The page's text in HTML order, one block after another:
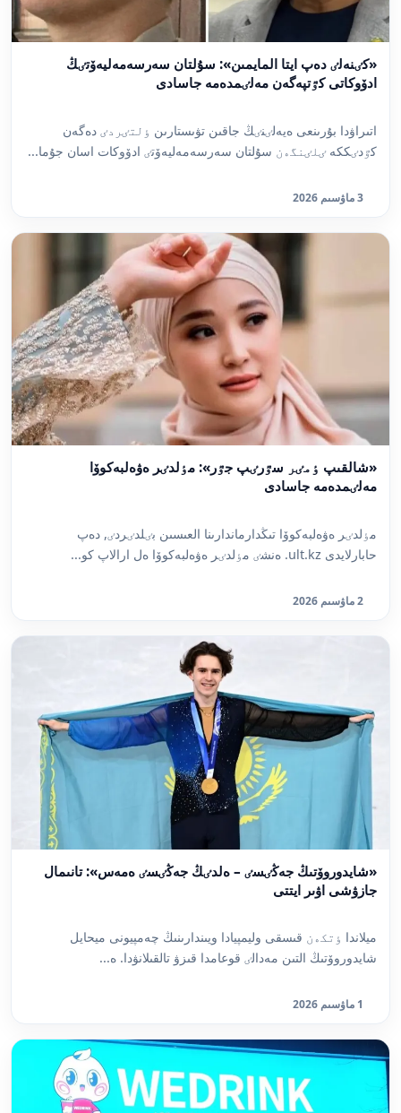
«كٸنەلٸ دەپ ايتا المايمىن»: سۇلتان سەرسەمەليەۆتٸڭ
ادۆوكاتى كٷتپەگەن مەلٸمدەمە جاسادى
اتىراۋدا بۇرىنعى ەيەلٸنٸڭ جاقىن تۋىستارىن ٶلتٸردٸ دەگەن
كٷدٸككە ٸلٸنگەن سۇلتان سەرسەمەليەۆتٸ ادۆوكات اسان جۇما...
3 ماۋسىم 2026
«شالقىپ ٶمٸر سٷرٸپ جٷر»: مٶلدٸر ەۋەلبەكوۆا
مەلٸمدەمە جاسادى
مٶلدٸر ەۋەلبەكوۆا تىڭدارماندارىنا العىسىن بٸلدٸردٸ, دەپ
حابارلايدى ult.kz. ەنشٸ مٶلدٸر ەۋەلبەكوۆا ەل ارالاپ كو...
2 ماۋسىم 2026
«شايدوروۆتىڭ جەڭٸسٸ – ەلدٸڭ جەڭٸسٸ ەمەس»: تانىمال
جازۋشى اۋىر ايتتى
ميلاندا ٶتكەن قىسقى وليمپيادا ويىندارىنىڭ چەمپيونى ميحايل
شايدوروۆتىڭ التىن مەدالٸ قوعامدا قىزۋ تالقىلانۋدا. ە...
1 ماۋسىم 2026